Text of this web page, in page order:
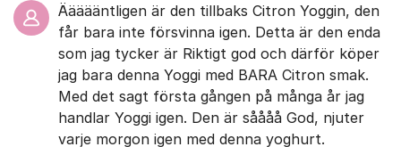
Äääääntligen är den tillbaks Citron Yoggin, den
får bara inte försvinna igen. Detta är den enda
som jag tycker är Riktigt god och därför köper
jag bara denna Yoggi med BARA Citron smak.
Med det sagt första gången på många år jag
handlar Yoggi igen. Den är såååå God, njuter
varje morgon igen med denna yoghurt.